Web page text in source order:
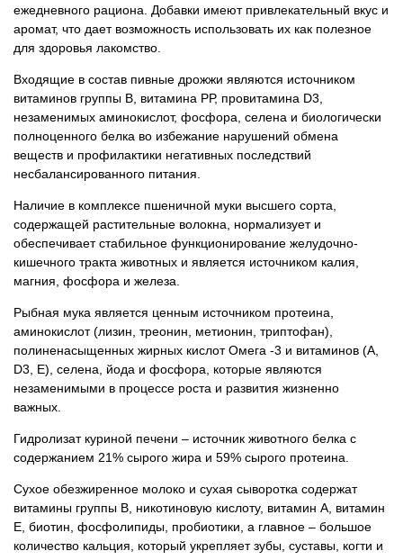
ежедневного рациона. Добавки имеют привлекательный вкус и
аромат, что дает возможность использовать их как полезное
для здоровья лакомство.
Входящие в состав пивные дрожжи являются источником
витаминов группы B, витамина РР, провитамина D3,
незаменимых аминокислот, фосфора, селена и биологически
полноценного белка во избежание нарушений обмена
веществ и профилактики негативных последствий
несбалансированного питания.
Наличие в комплексе пшеничной муки высшего сорта,
содержащей растительные волокна, нормализует и
обеспечивает стабильное функционирование желудочно-
кишечного тракта животных и является источником калия,
магния, фосфора и железа.
Рыбная мука является ценным источником протеина,
аминокислот (лизин, треонин, метионин, триптофан),
полиненасыщенных жирных кислот Омега -3 и витаминов (А,
D3, Е), селена, йода и фосфора, которые являются
незаменимыми в процессе роста и развития жизненно
важных.
Гидролизат куриной печени – источник животного белка с
содержанием 21% сырого жира и 59% сырого протеина.
Сухое обезжиренное молоко и сухая сыворотка содержат
витамины группы B, никотиновую кислоту, витамин А, витамин
Е, биотин, фосфолипиды, пробиотики, а главное – большое
количество кальция, который укрепляет зубы, суставы, когти и